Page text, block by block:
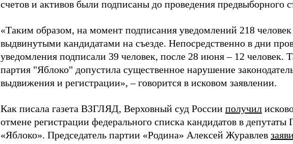
счетов и активов были подписаны до проведения предвыборного
«Таким образом, на момент подписания уведомлений 218 человек
выдвинутыми кандидатами на съезде. Непосредственно в дни
уведомления подписали 39 человек, после 28 июня – 12 человек.
партия "Яблоко" допустила существенное нарушение
выдвижения и регистрации», – говорится в исковом заявлении.
Как писала газета ВЗГЛЯД, Верховный суд России получил
отмене регистрации федерального списка кандидатов в
«Яблоко». Председатель партии «Родина» Алексей Журавлев